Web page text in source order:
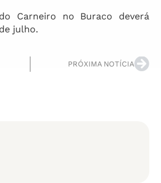
Carneiro no Buraco deverá
julho.
PRÓXIMA NOTÍCIA